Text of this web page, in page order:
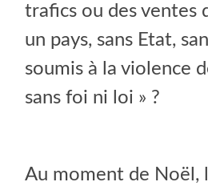
trafics ou des ventes
un pays, sans Etat,
soumis à la violence
sans foi ni loi » ?
Au moment de Noël,